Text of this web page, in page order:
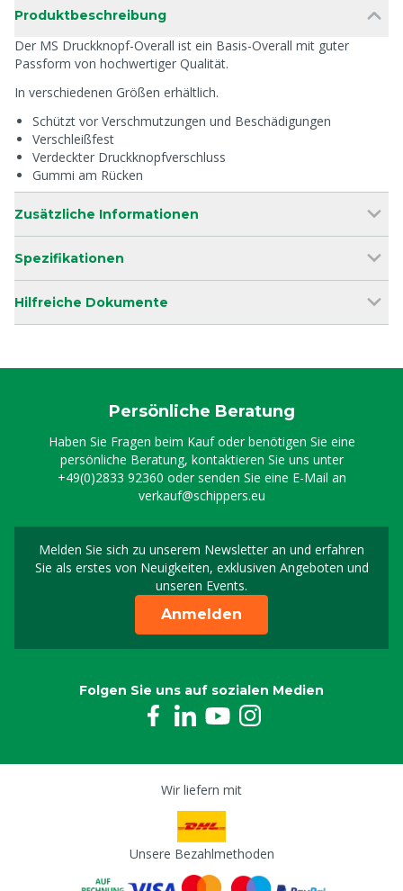
Produktbeschreibung
Der MS Druckknopf-Overall ist ein Basis-Overall mit guter
Passform von hochwertiger Qualität.
In verschiedenen Größen erhältlich.
Schützt vor Verschmutzungen und Beschädigungen
Verschleißfest
Verdeckter Druckknopfverschluss
Gummi am Rücken
Zusätzliche Informationen
Spezifikationen
Hilfreiche Dokumente
Persönliche Beratung
Haben Sie Fragen beim Kauf oder benötigen Sie eine
persönliche Beratung, kontaktieren Sie uns unter
+49(0)2833 92360 oder senden Sie eine E-Mail an
verkauf@schippers.eu
Melden Sie sich zu unserem Newsletter an und erfahren
Sie als erstes von Neuigkeiten, exklusiven Angeboten und
unseren Events.
Melden Sie sich für
Anmelden
Folgen Sie uns auf sozialen Medien
Wir liefern mit
Unsere Bezahlmethoden